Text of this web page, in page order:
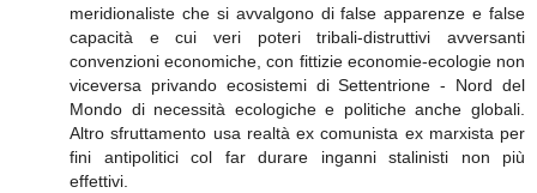
meridionaliste che si avvalgono di false apparenze e false
capacità e cui veri poteri tribali-distruttivi avversanti
convenzioni economiche, con fittizie economie-ecologie non
viceversa privando ecosistemi di Settentrione - Nord del
Mondo di necessità ecologiche e politiche anche globali.
Altro sfruttamento usa realtà ex comunista ex marxista per
fini antipolitici col far durare inganni stalinisti non più
effettivi.